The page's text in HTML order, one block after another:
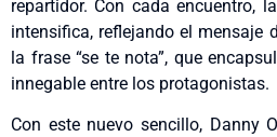
repartidor. Con cada encuentro,
intensifica, reflejando el mensaje
la frase “se te nota”, que
innegable entre los protagonistas.
Con este nuevo sencillo, Danny